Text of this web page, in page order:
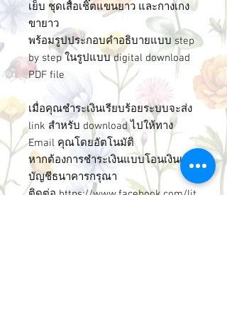
เย็บ ชุดเสื้อเชิ๊ตแขนยาว และกางเกง
ขายาว
พร้อมรูปประกอบคำอธิบายแบบ step
by step ในรูปแบบ digital download
PDF file
เมื่อคุณชำระเงินเรียบร้อยระบบจะส่ง
link สำหรับ download ไปให้ทาง
Email คุณโดยอัตโนมัติ
หากต้องการชำระเงินแบบโอนเงินเข้า
บัญชีธนาคารกรุณา
ติดต่อ https://www.facebook.com/lit